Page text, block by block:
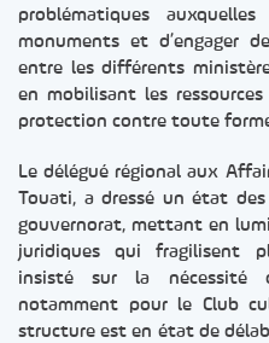
problématiques
monuments et d’engager
entre les différents
en mobilisant les
protection contre toute
Le délégué régional aux
Touati, a dressé un état
gouvernorat, mettant en
juridiques qui fragilisent
insisté sur la nécessité
notamment pour le Club
structure est en état de